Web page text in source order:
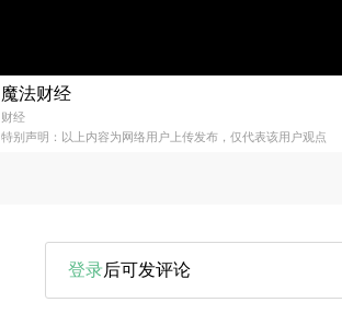
魔法财经
财经
特别声明：以上内容为网络用户上传发布，仅代表该用户观点
登录后可发评论